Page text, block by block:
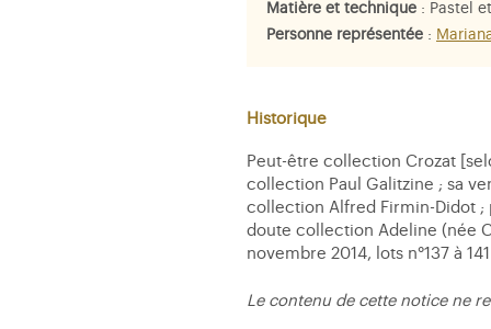
Matière et technique : Pastel
Personne représentée :
Historique
Peut-être collection Crozat
collection Paul Galitzine ; sa
collection Alfred Firmin-Didot ;
doute collection Adeline (née
novembre 2014, lots n°137 à
Le contenu de cette notice ne